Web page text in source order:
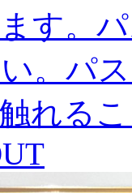
す。
。パ
れる